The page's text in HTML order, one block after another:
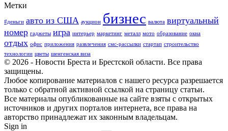
Метки
#деньги авто из США аукцион бизнес валюта виртуальный
номер гаджеты игра интерьер маркетинг металл мото образование окна
отдых офис приложения развлечения смс-рассылки стартап строительство
технологии цветы шенгенская виза
© 2026 - Новости Бреста и Брестской области. Все права
защищены.
Любое копирование материалов с нашего ресурса разрешается
только с обратной активной ссылкой на страницу статьи.
Все материалы опубликованные на сайте взяты с открытых
источников и других порталов интернета, все права на
авторство принадлежат их законным владельцам.
Sign in